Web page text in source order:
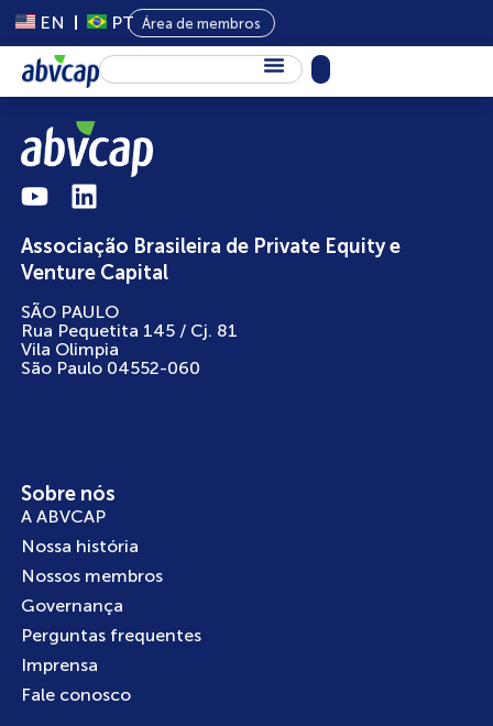
EN PT Área de membros
Sobre Nós
Capital Privado
Programas
Conteúdo
Eventos
Notícias
Associação Brasileira de Private Equity e
Venture Capital
SÃO PAULO
Rua Pequetita 145 / Cj. 81
Vila Olimpia
São Paulo 04552-060
Sobre nós
A ABVCAP
Nossa história
Nossos membros
Governança
Perguntas frequentes
Imprensa
Fale conosco